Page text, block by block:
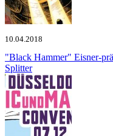
10.04.2018
"Black Hammer" Eisner-
Splitter